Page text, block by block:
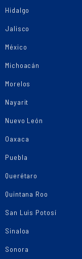
Hidalgo
Jalisco
México
Michoacán
Morelos
Nayarit
Nuevo León
Oaxaca
Puebla
Querétaro
Quintana Roo
San Luis Potosí
Sinaloa
Sonora